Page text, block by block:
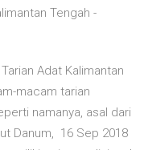
Tengah -
Adat Kalimantan
macam tarian
namanya, asal dari
Danum, 16 Sep 2018